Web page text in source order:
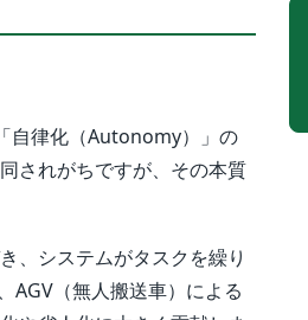
自律化（Autonomy）」の
されがちですが、その本質
、システムがタスクを繰り
AGV（無人搬送車）による